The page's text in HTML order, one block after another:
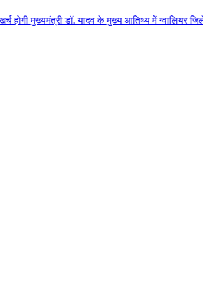
यादव के मुख्य आतिथ्य में ग्वालियर जिले के कुलैथ में